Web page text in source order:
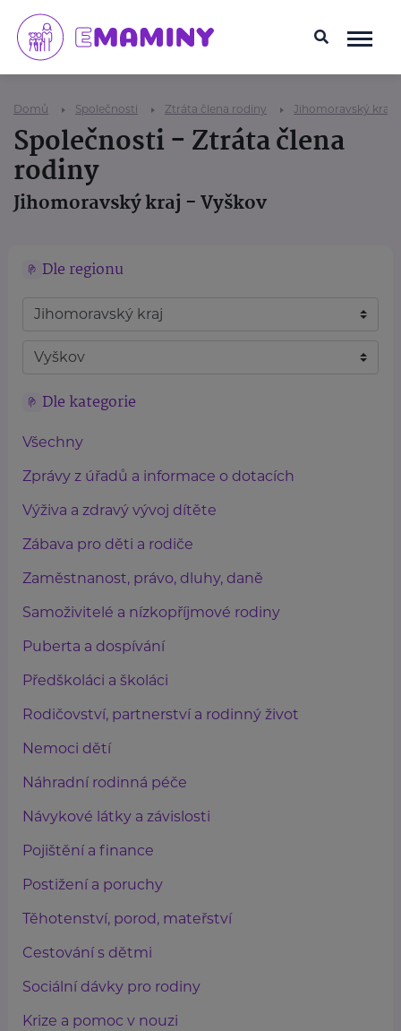
Domů Společnosti Ztráta člena rodiny Jihomoravský kraj
Společnosti - Ztráta člena
rodiny
Jihomoravský kraj - Vyškov
Dle regionu
Dle kategorie
Všechny
Zprávy z úřadů a informace o dotacích
Výživa a zdravý vývoj dítěte
Zábava pro děti a rodiče
Zaměstnanost, právo, dluhy, daně
Samoživitelé a nízkopříjmové rodiny
Puberta a dospívání
Předškoláci a školáci
Rodičovství, partnerství a rodinný život
Nemoci dětí
Náhradní rodinná péče
Návykové látky a závislosti
Pojištění a finance
Postižení a poruchy
Těhotenství, porod, mateřství
Cestování s dětmi
Sociální dávky pro rodiny
Krize a pomoc v nouzi